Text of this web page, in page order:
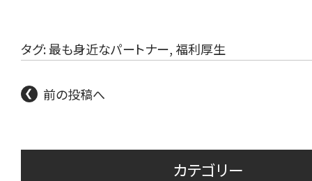
タグ:最も身近なパートナー, 福利厚生
前の投稿へ
カテゴリー